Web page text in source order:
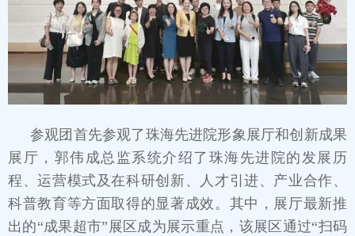
参观团首先参观了珠海先进院形象展厅和创新成果
展厅，郭伟成总监系统介绍了珠海先进院的发展历
程、运营模式及在科研创新、人才引进、产业合作、
科普教育等方面取得的显著成效。其中，展厅最新推
出的“成果超市”展区成为展示重点，该展区通过“扫码